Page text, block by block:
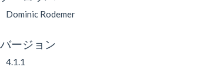
Dominic Rodemer
バージョン
4.1.1